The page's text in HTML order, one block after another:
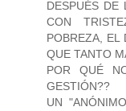
DESPUÉS DE
CON
POBREZA, EL
QUE TANTO
POR QUÉ
GESTIÓN??
UN